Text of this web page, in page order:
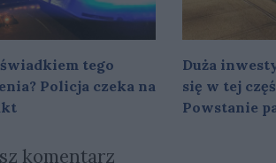
świadkiem tego
Policja czeka na
Duża
się w tej
Powstanie
komentarz